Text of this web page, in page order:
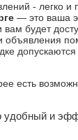
- легко и
— это ваша
будет
есть
удобный и